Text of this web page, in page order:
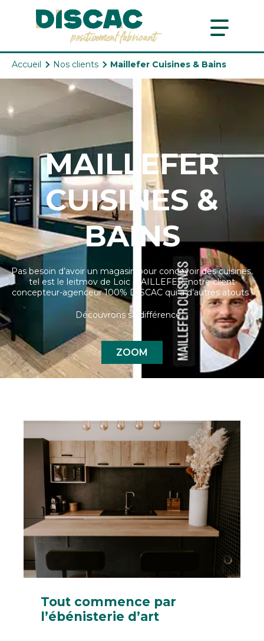
Accueil Nos clients Maillefer Cuisines & Bains
MAILLEFER
CUISINES &
BAINS
Pas besoin d’avoir un magasin pour concevoir des cuisines,
tel est le leitmov de Loic MAILLEFER, notre client
concepteur-agenceur 100% DISCAC qui a d’autres atouts !
Découvrons sa différence …
ZOOM
Tout commence par
l’ébénisterie d’art